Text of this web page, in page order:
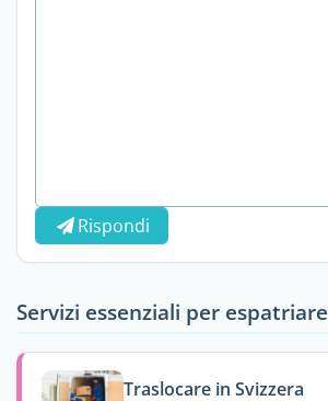
Rispondi
Servizi essenziali per espatriare
Traslocare in Svizzera